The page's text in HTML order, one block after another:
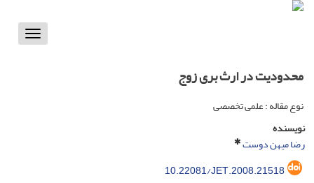
Toggle
محدودیت در ارث بری زوج
نوع مقاله : علمی تخصصی
نویسنده
رضا میهن دوست
10.22081/JET.2008.21518